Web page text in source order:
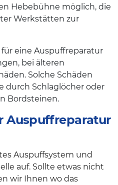
Hebebühne möglich, die
Werkstätten zur
eine Auspuffreparatur
bei älteren
Solche Schäden
durch Schlaglöcher oder
Bordsteinen.
Auspuffreparatur
Auspuffsystem und
auf. Sollte etwas nicht
wir Ihnen wo das